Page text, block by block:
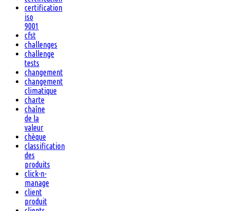
certification
iso
9001
cfst
challenges
challenge
tests
changement
changement
climatique
charte
chaîne
de la
valeur
chèque
classification
des
produits
click-n-
manage
client
produit